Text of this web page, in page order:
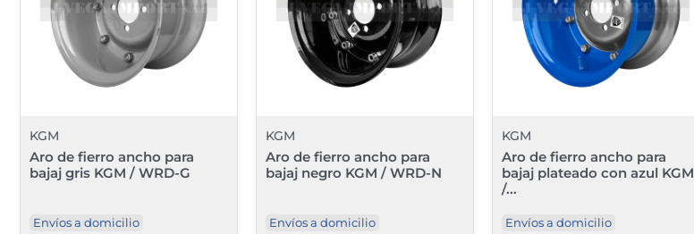
KGM
Aro de fierro ancho para
bajaj gris KGM / WRD-G
Envíos a domicilio
KGM
Aro de fierro ancho para
bajaj negro KGM / WRD-N
Envíos a domicilio
KGM
Aro de fierro ancho para
bajaj plateado con azul KGM
/...
Envíos a domicilio